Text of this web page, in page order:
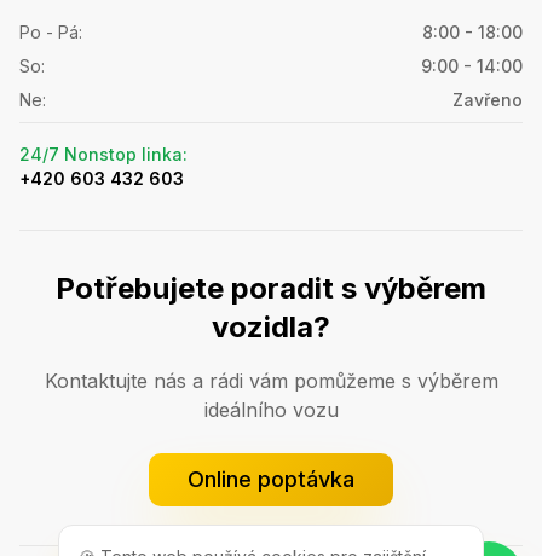
Po - Pá:
8:00 - 18:00
So:
9:00 - 14:00
Ne: Zavřeno
24/7 Nonstop linka:
+420 603 432 603
Potřebujete poradit s výběrem
vozidla?
Kontaktujte nás a rádi vám pomůžeme s výběrem
ideálního vozu
Online poptávka